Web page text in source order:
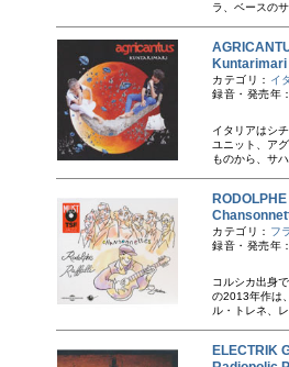
ラ、ベースの
カテゴリ： イ
録音・発売年
イタリアはシ
ユニット、ア
ものから、サ
カテゴリ： フ
録音・発売年
コルシカ出身
の2013年作は
ル・トレネ、
ELECTRIK